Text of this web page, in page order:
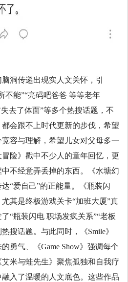
洞传递出现实人文关怀，引
不能”“亮码吧爸爸 等等老年
去了体面”等多个热搜话题，不
会跟不上时代更新的步伐，希望
容与理解，希望儿女对父母多一
险》戳中不少人的童年回忆，更
不经意弄丢掉的东西。《水塘幻
“爱自己”的正能量。《瓶装闪
其是终极游戏关卡“加班大厦”真
“瓶装闪电 职场发疯关系”“老板
搜话题。与此同时，《Smile》
勇气、《Game Show》强调每个
米与蛙先生》聚焦孤独和自我疗
入了温暖的人文底色。这些作品